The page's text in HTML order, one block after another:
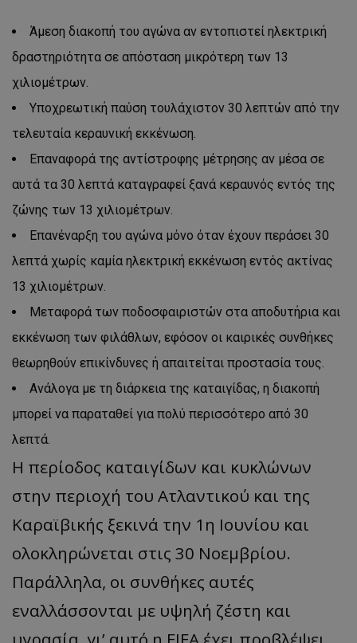
Άμεση διακοπή του αγώνα αν εντοπιστεί ηλεκτρική
δραστηριότητα σε απόσταση μικρότερη των 13
χιλιομέτρων.
Υποχρεωτική παύση τουλάχιστον 30 λεπτών από την
τελευταία κεραυνική εκκένωση.
Επαναφορά της αντίστροφης μέτρησης αν μέσα σε
αυτά τα 30 λεπτά καταγραφεί ξανά κεραυνός εντός της
ζώνης των 13 χιλιομέτρων.
Επανέναρξη του αγώνα μόνο όταν έχουν περάσει 30
λεπτά χωρίς καμία ηλεκτρική εκκένωση εντός ακτίνας
13 χιλιομέτρων.
Μεταφορά των ποδοσφαιριστών στα αποδυτήρια και
εκκένωση των φιλάθλων, εφόσον οι καιρικές συνθήκες
θεωρηθούν επικίνδυνες ή απαιτείται προστασία τους.
Ανάλογα με τη διάρκεια της καταιγίδας, η διακοπή
μπορεί να παραταθεί για πολύ περισσότερο από 30
λεπτά.
Η περίοδος καταιγίδων και κυκλώνων
στην περιοχή του Ατλαντικού και της
Καραϊβικής ξεκινά την 1η Ιουνίου και
ολοκληρώνεται στις 30 Νοεμβρίου.
Παράλληλα, οι συνθήκες αυτές
εναλλάσσονται με υψηλή ζέστη και